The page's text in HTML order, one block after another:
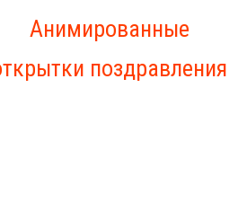
Анимированные
поздравления